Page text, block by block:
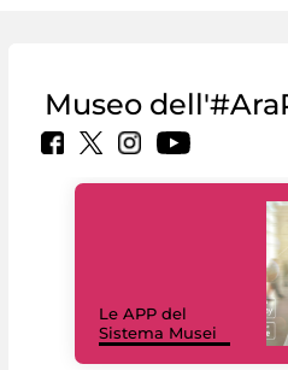
Museo
Le APP del
Sistema Musei